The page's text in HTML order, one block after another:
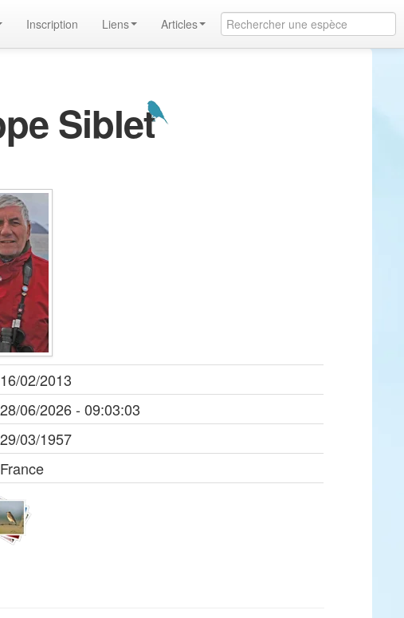
Inscription Liens Articles
Siblet
16/02/2013
28/06/2026 - 09:03:03
29/03/1957
France